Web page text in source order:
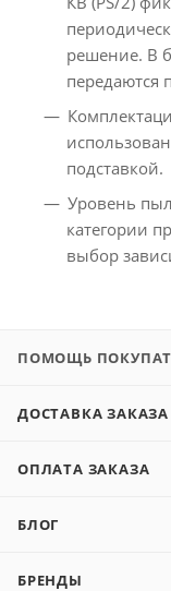
решение. В
передаются
подставкой.
Уровень
категории
выбор
ПОМОЩЬ
ДОСТАВКА ЗАКАЗА
ОПЛАТА ЗАКАЗА
БЛОГ
БРЕНДЫ